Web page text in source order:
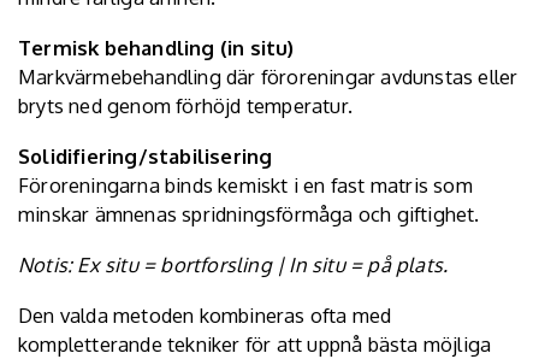
Termisk behandling (in situ)
Markvärmebehandling där föroreningar avdunstas eller
bryts ned genom förhöjd temperatur.
Solidifiering/stabilisering
Föroreningarna binds kemiskt i en fast matris som
minskar ämnenas spridningsförmåga och giftighet.
Notis: Ex situ = bortforsling | In situ = på plats.
Den valda metoden kombineras ofta med
kompletterande tekniker för att uppnå bästa möjliga